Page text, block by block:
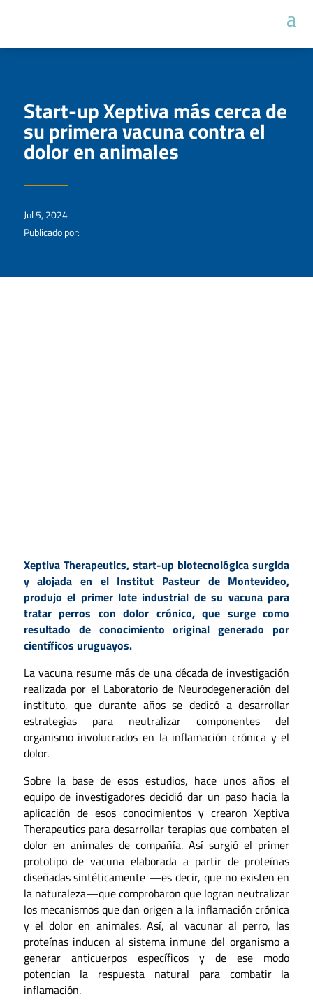
Start-up Xeptiva más cerca de
su primera vacuna contra el
dolor en animales
Jul 5, 2024
Publicado por:
Xeptiva Therapeutics, start-up biotecnológica surgida
y alojada en el Institut Pasteur de Montevideo,
produjo el primer lote industrial de su vacuna para
tratar perros con dolor crónico, que surge como
resultado de conocimiento original generado por
científicos uruguayos.
La vacuna resume más de una década de investigación
realizada por el Laboratorio de Neurodegeneración del
instituto, que durante años se dedicó a desarrollar
estrategias para neutralizar componentes del
organismo involucrados en la inflamación crónica y el
dolor.
Sobre la base de esos estudios, hace unos años el
equipo de investigadores decidió dar un paso hacia la
aplicación de esos conocimientos y crearon Xeptiva
Therapeutics para desarrollar terapias que combaten el
dolor en animales de compañía. Así surgió el primer
prototipo de vacuna elaborada a partir de proteínas
diseñadas sintéticamente —es decir, que no existen en
la naturaleza—que comprobaron que logran neutralizar
los mecanismos que dan origen a la inflamación crónica
y el dolor en animales. Así, al vacunar al perro, las
proteínas inducen al sistema inmune del organismo a
generar anticuerpos específicos y de ese modo
potencian la respuesta natural para combatir la
inflamación.